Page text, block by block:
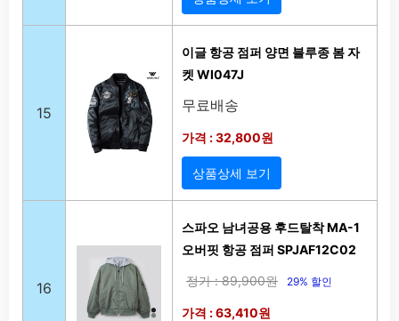
15
이글 항공 점퍼 양면 블루종 봄 자
켓 WI047J
무료배송
가격 : 32,800원
상품상세 보기
16
스파오 남녀공용 후드탈착 MA-1
오버핏 항공 점퍼 SPJAF12C02
정가 : 89,900원 29% 할인
가격 : 63,410원